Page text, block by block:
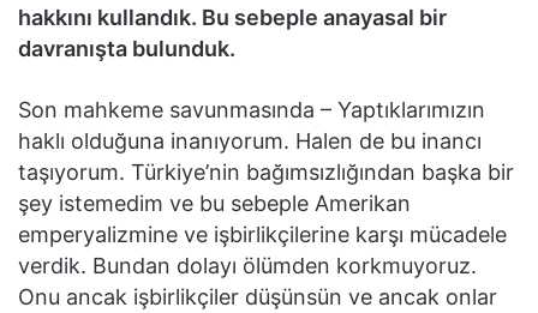
hakkını kullandık. Bu sebeple anayasal bir
davranışta bulunduk.
Son mahkeme savunmasında – Yaptıklarımızın
haklı olduğuna inanıyorum. Halen de bu inancı
taşıyorum. Türkiye’nin bağımsızlığından başka bir
şey istemedim ve bu sebeple Amerikan
emperyalizmine ve işbirlikçilerine karşı mücadele
verdik. Bundan dolayı ölümden korkmuyoruz.
Onu ancak işbirlikçiler düşünsün ve ancak onlar